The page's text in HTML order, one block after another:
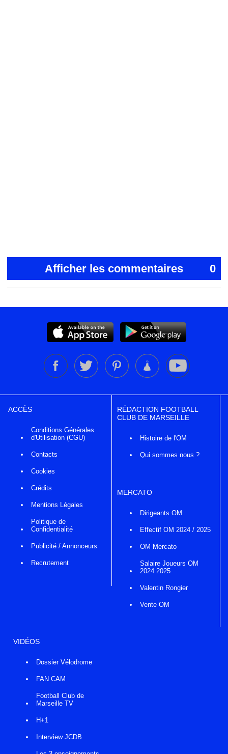
Afficher les commentaires 0
ACCÈS
Conditions Générales
d'Utilisation (CGU)
Contacts
Cookies
Crédits
Mentions Légales
Politique de
Confidentialité
Publicité / Annonceurs
Recrutement
RÉDACTION FOOTBALL
CLUB DE MARSEILLE
Histoire de l'OM
Qui sommes nous ?
MERCATO
Dirigeants OM
Effectif OM 2024 / 2025
OM Mercato
Salaire Joueurs OM
2024 2025
Valentin Rongier
Vente OM
VIDÉOS
Dossier Vélodrome
FAN CAM
Football Club de
Marseille TV
H+1
Interview JCDB